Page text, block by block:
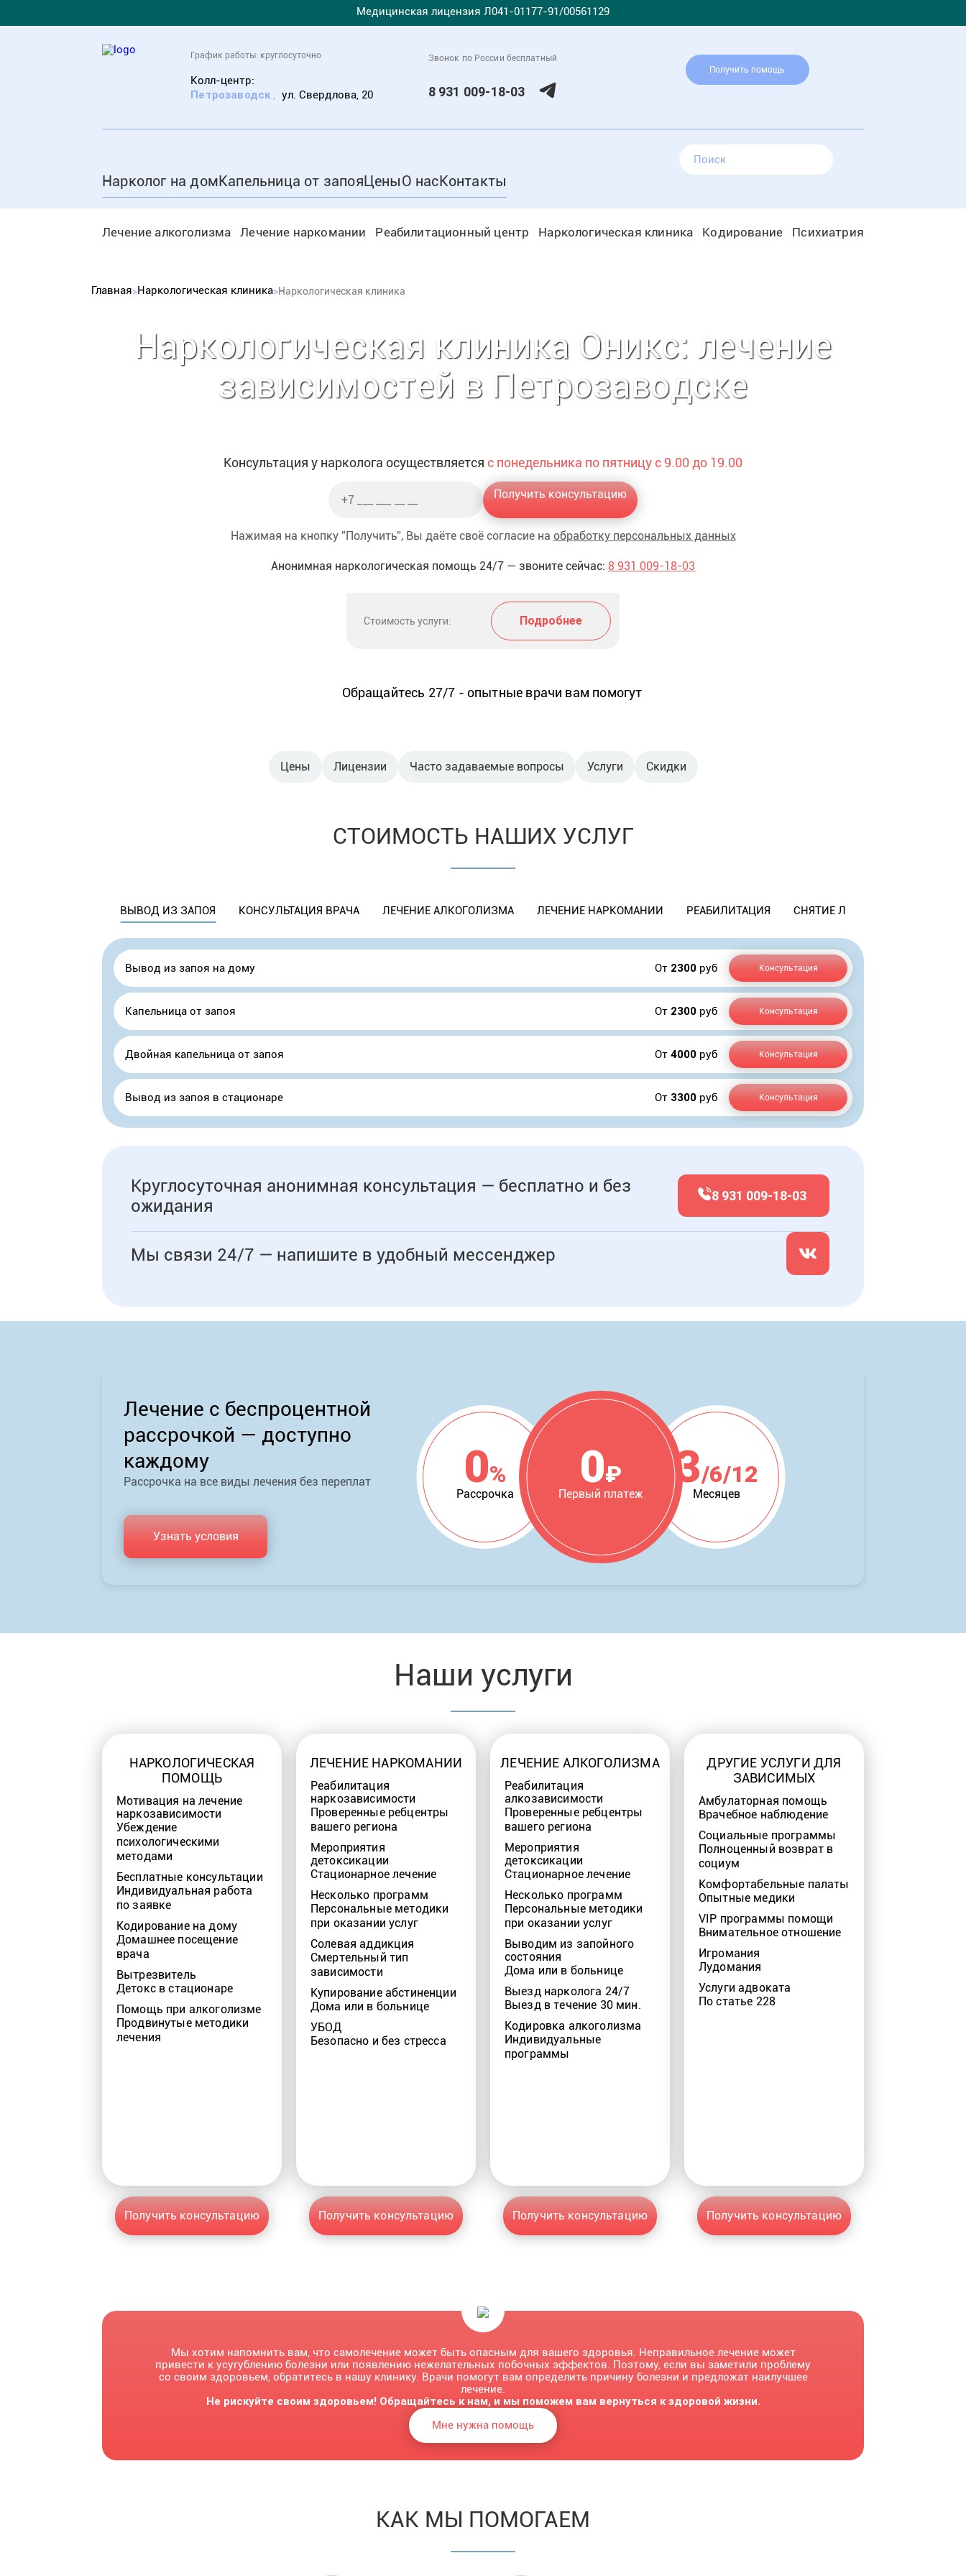
Медицинская лицензия Л041-01177-91/00561129
График работы: круглосуточно
Колл-центр:
Петрозаводск , ул. Свердлова, 20
Получить помощь
Звонок по России бесплатный
8 931 009-18-03
Нарколог на домКапельница от запояЦеныО насКонтакты
Лечение алкоголизма Лечение наркомании Реабилитационный центр Наркологическая клиника Кодирование Психиатрия
Главная Наркологическая клиника Наркологическая клиника
Наркологическая клиника Оникс: лечение
зависимостей в Петрозаводске
Консультация у нарколога осуществляется с понедельника по пятницу с 9.00 до 19.00
Получить консультацию
Нажимая на кнопку ”Получить”, Вы даёте своё согласие на обработку персональных данных
Анонимная наркологическая помощь 24/7 — звоните сейчас: 8 931 009-18-03
Стоимость услуги: Подробнее
Обращайтесь 27/7 - опытные врачи вам помогут
Цены Лицензии Часто задаваемые вопросы Услуги Скидки
СТОИМОСТЬ НАШИХ УСЛУГ
ВЫВОД ИЗ ЗАПОЯ КОНСУЛЬТАЦИЯ ВРАЧА ЛЕЧЕНИЕ АЛКОГОЛИЗМА ЛЕЧЕНИЕ НАРКОМАНИИ РЕАБИЛИТАЦИЯ СНЯТИЕ ЛОМКИ
Вывод из запоя на дому От 2300 руб Консультация
Капельница от запоя От 2300 руб Консультация
Двойная капельница от запоя От 4000 руб Консультация
Вывод из запоя в стационаре От 3300 руб Консультация
Круглосуточная анонимная консультация — бесплатно и без
ожидания
8 931 009-18-03
Мы связи 24/7 — напишите в удобный мессенджер
Лечение с беспроцентной
рассрочкой — доступно
каждому
Рассрочка на все виды лечения без переплат 0%
Рассрочка
0₽
Первый платеж
3/6/12
Месяцев
Узнать условия
Наши услуги
НАРКОЛОГИЧЕСКАЯ
ПОМОЩЬ
Мотивация на лечение
наркозависимости
Убеждение
психологическими
методами
Бесплатные консультации
Индивидуальная работа
по заявке
Кодирование на дому
Домашнее посещение
врача
Вытрезвитель
Детокс в стационаре
Помощь при алкоголизме
Продвинутые методики
лечения
Получить консультацию
ЛЕЧЕНИЕ НАРКОМАНИИ
Реабилитация
наркозависимости
Проверенные ребцентры
вашего региона
Мероприятия
детоксикации
Стационарное лечение
Несколько программ
Персональные методики
при оказании услуг
Солевая аддикция
Смертельный тип
зависимости
Купирование абстиненции
Дома или в больнице
УБОД
Безопасно и без стресса
Получить консультацию
ЛЕЧЕНИЕ АЛКОГОЛИЗМА
Реабилитация
алкозависимости
Проверенные ребцентры
вашего региона
Мероприятия
детоксикации
Стационарное лечение
Несколько программ
Персональные методики
при оказании услуг
Выводим из запойного
состояния
Дома или в больнице
Выезд нарколога 24/7
Выезд в течение 30 мин.
Кодировка алкоголизма
Индивидуальные
программы
Получить консультацию
ДРУГИЕ УСЛУГИ ДЛЯ
ЗАВИСИМЫХ
Амбулаторная помощь
Врачебное наблюдение
Социальные программы
Полноценный возврат в
социум
Комфортабельные палаты
Опытные медики
VIP программы помощи
Внимательное отношение
Игромания
Лудомания
Услуги адвоката
По статье 228
Получить консультацию
Мы хотим напомнить вам, что самолечение может быть опасным для вашего здоровья. Неправильное лечение может
привести к усугублению болезни или появлению нежелательных побочных эффектов. Поэтому, если вы заметили проблему
со своим здоровьем, обратитесь в нашу клинику. Врачи помогут вам определить причину болезни и предложат наилучшее
лечение.
Не рискуйте своим здоровьем! Обращайтесь к нам, и мы поможем вам вернуться к здоровой жизни.
Мне нужна помощь
КАК МЫ ПОМОГАЕМ